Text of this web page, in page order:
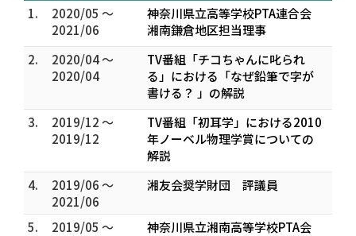
1.
2020/05 ～
2021/06
神奈川県立高等学校PTA連合会
湘南鎌倉地区担当理事
2.
2020/04 ～
2020/04
TV番組「チコちゃんに叱られ
る」における「なぜ鉛筆で字が
書ける？ 」の解説
3.
2019/12 ～
2019/12
TV番組「初耳学」における2010
年ノーベル物理学賞についての
解説
4.
2019/06 ～
2021/06
湘友会奨学財団 評議員
5.
2019/05 ～
神奈川県立湘南高等学校PTA会